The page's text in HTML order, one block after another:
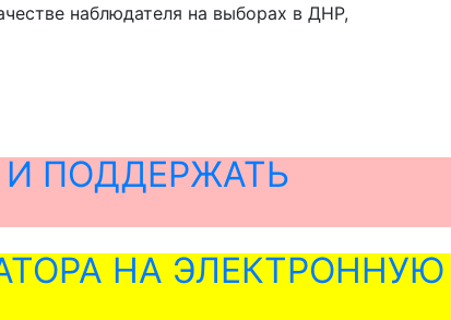
наблюдателя на выборах в ДНР,
ПОДДЕРЖАТЬ
НА ЭЛЕКТРОННУЮ